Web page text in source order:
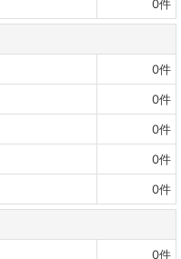
0件
0件
0件
0件
0件
0件
0件